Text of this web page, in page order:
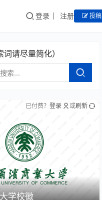
登录 注册 投稿
请尽量简化）
学校徽
已付费？ 登录 或刷新